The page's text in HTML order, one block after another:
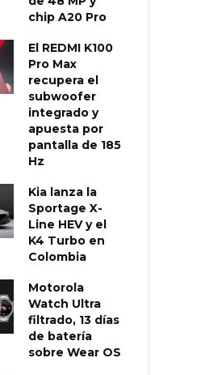
chip A20 Pro
El REDMI K100
Pro Max
recupera el
subwoofer
integrado y
apuesta por
pantalla de 185
Hz
Kia lanza la
Sportage X-
Line HEV y el
K4 Turbo en
Colombia
Motorola
Watch Ultra
filtrado, 13 días
de batería
sobre Wear OS